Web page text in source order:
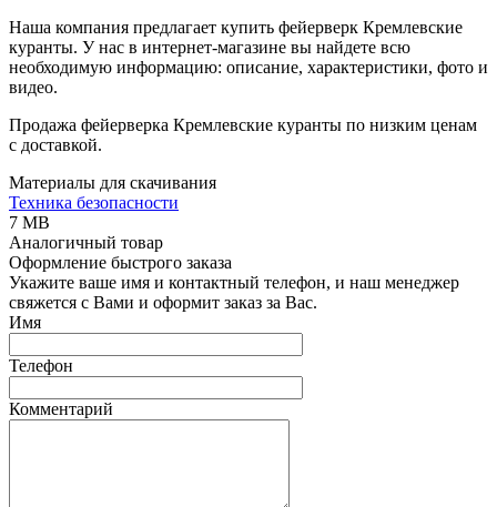
Наша компания предлагает купить фейерверк Кремлевские
куранты. У нас в интернет-магазине вы найдете всю
необходимую информацию: описание, характеристики, фото и
видео.
Продажа фейерверка Кремлевские куранты по низким ценам
с доставкой.
Материалы для скачивания
Техника безопасности
7 MB
Аналогичный товар
Оформление быстрого заказа
Укажите ваше имя и контактный телефон, и наш менеджер
свяжется с Вами и оформит заказ за Вас.
Имя
Телефон
Комментарий